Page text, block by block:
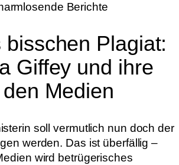
Berichte
Plagiat:
Giffey und ihre
Medien
soll vermutlich nun doch der
werden. Das ist überfällig –
wird betrügerisches